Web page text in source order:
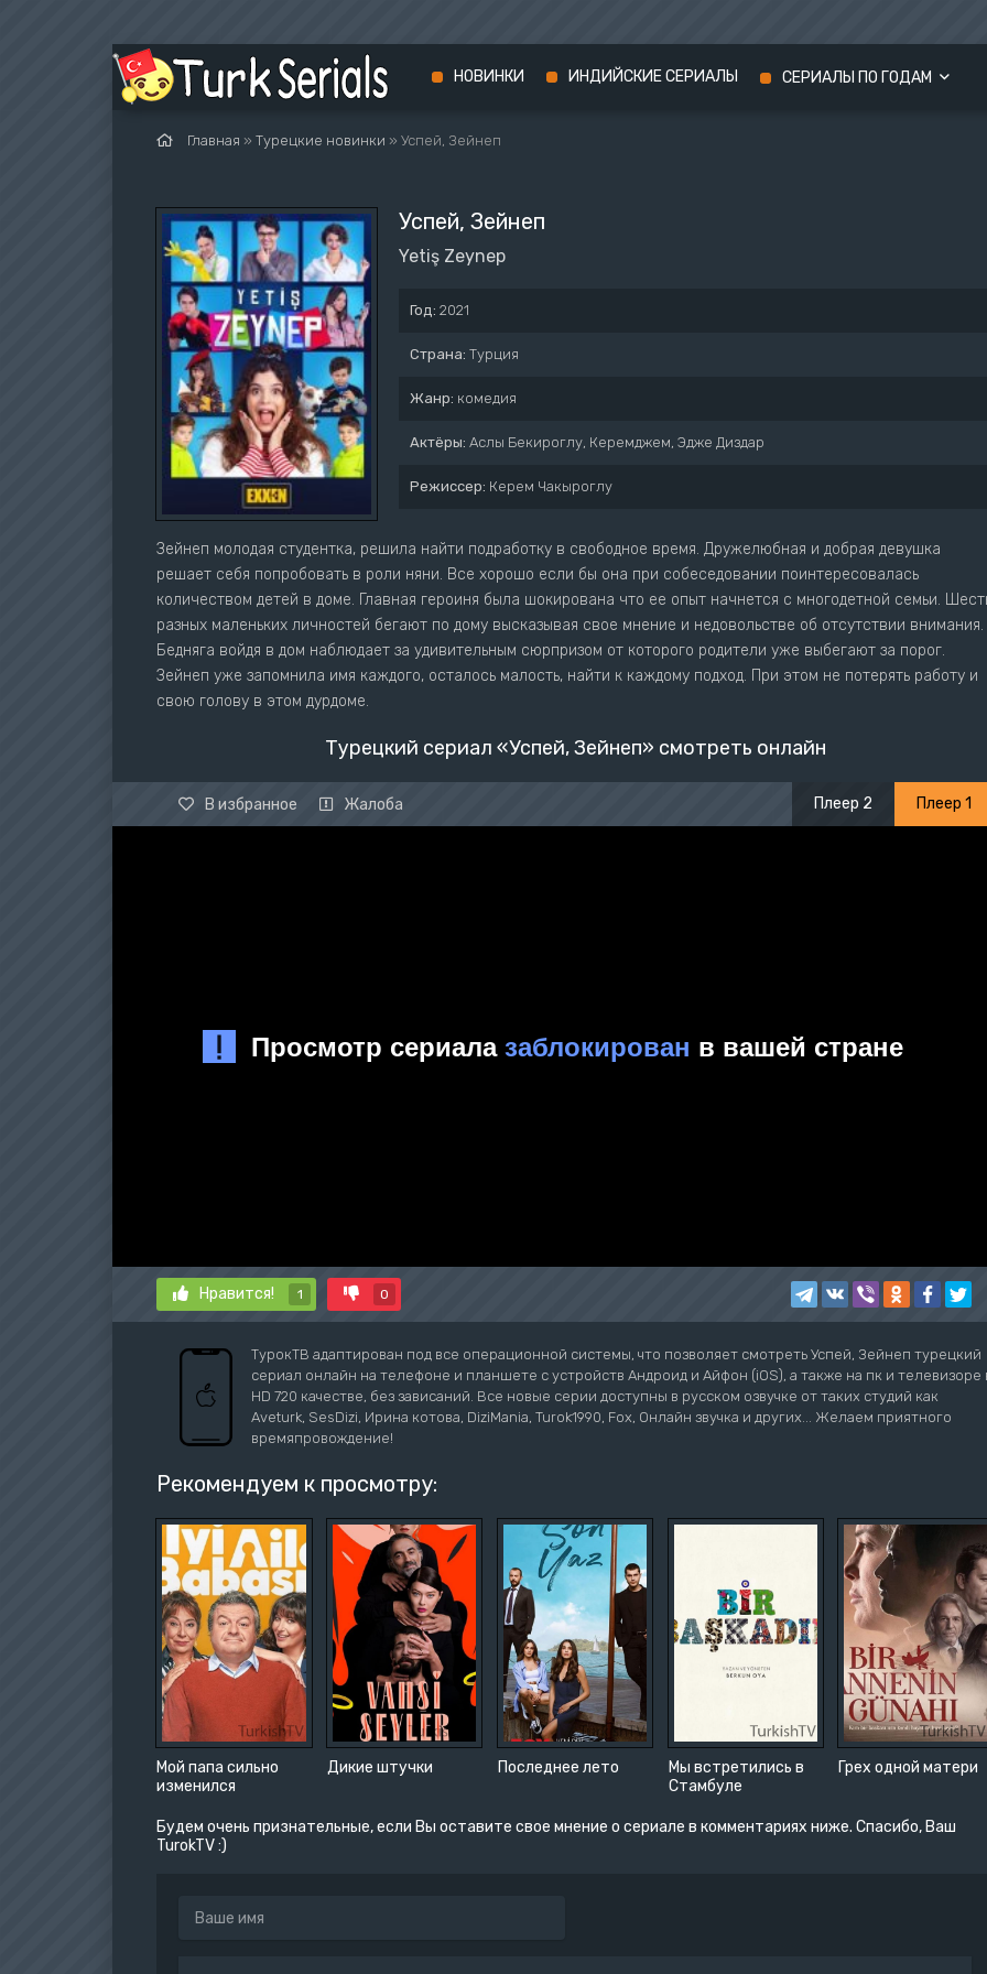
Главная » Турецкие новинки » Успей, Зейнеп
Успей, Зейнеп
Yetiş Zeynep
Год: 2021
Страна: Турция
Жанр: комедия
Актёры: Аслы Бекироглу, Керемджем, Эдже Диздар
Режиссер: Керем Чакыроглу
Зейнеп молодая студентка, решила найти подработку в свободное время. Дружелюбная и добрая девушка
решает себя попробовать в роли няни. Все хорошо если бы она при собеседовании поинтересовалась
количеством детей в доме. Главная героиня была шокирована что ее опыт начнется с многодетной семьи.
разных маленьких личностей бегают по дому высказывая свое мнение и недовольстве об отсутствии внимания.
Бедняга войдя в дом наблюдает за удивительным сюрпризом от которого родители уже выбегают за порог.
Зейнеп уже запомнила имя каждого, осталось малость, найти к каждому подход. При этом не потерять работу и
свою голову в этом дурдоме.
Турецкий сериал «Успей, Зейнеп» смотреть онлайн
В избранное Жалоба Плеер 1
Плеер 2
Нравится! 1 0
ТурокТВ адаптирован под все операционной системы, что позволяет смотреть Успей, Зейнеп турецкий
сериал онлайн на телефоне и планшете с устройств Андроид и Айфон (iOS), а также на пк и телевизоре
HD 720 качестве, без зависаний. Все новые серии доступны в русском озвучке от таких студий как
Aveturk, SesDizi, Ирина котова, DiziMania, Turok1990, Fox, Онлайн звучка и других... Желаем приятного
времяпровождение!
Рекомендуем к просмотру:
Мой папа сильно
изменился
Дикие штучки Последнее лето
Мы встретились в
Стамбуле
Грех одной матери
Будем очень признательные, если Вы оставите свое мнение о сериале в комментариях ниже. Спасибо, Ваш
TurokTV :)
НОВИНКИ ИНДИЙСКИЕ СЕРИАЛЫ СЕРИАЛЫ ПО ГОДАМ